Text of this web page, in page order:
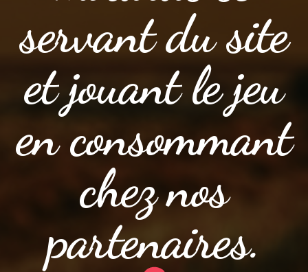
servant du site
et jouant le jeu
en consommant
chez nos
partenaires.